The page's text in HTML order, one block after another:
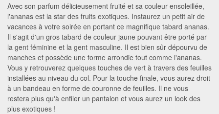
Avec son parfum délicieusement fruité et sa couleur ensoleillée,
l'ananas est la star des fruits exotiques. Instaurez un petit air de
vacances à votre soirée en portant ce magnifique tabard ananas.
Il s'agit d'un gros tabard de couleur jaune pouvant être porté par
la gent féminine et la gent masculine. Il est bien sûr dépourvu de
manches et possède une forme arrondie tout comme l'ananas.
Vous y retrouverez quelques touches de vert à travers des feuilles
installées au niveau du col. Pour la touche finale, vous aurez droit
à un bandeau en forme de couronne de feuilles. Il ne vous
restera plus qu'à enfiler un pantalon et vous aurez un look des
plus exotiques !